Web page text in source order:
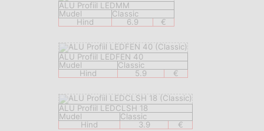
ALU Profiil LEDMM
Mudel
Classic
Hind
6.9 €
ALU Profiil LEDFEN 40
Mudel
Classic
Hind
5.9 €
ALU Profiil LEDCLSH 18
Mudel
Classic
Hind
3.9 €